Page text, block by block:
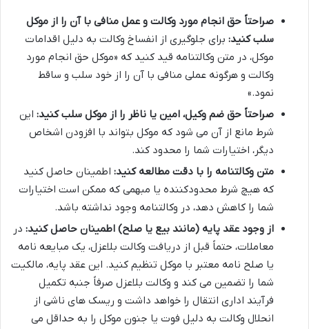
صراحتاً حق انجام مورد وکالت و عمل منافی با آن را از موکل
سلب کنید: برای جلوگیری از انفساخ وکالت به دلیل اقدامات
موکل، در متن وکالتنامه قید کنید که «موکل حق انجام مورد
وکالت و هرگونه عملی منافی با آن را از خود سلب و ساقط
نمود.»
صراحتاً حق ضم وکیل، امین یا ناظر را از موکل سلب کنید: این
شرط مانع از آن می شود که موکل بتواند با افزودن اشخاص
دیگر، اختیارات شما را محدود کند.
متن وکالتنامه را با دقت مطالعه کنید: اطمینان حاصل کنید
که هیچ شرط محدودکننده یا مبهمی که ممکن است اختیارات
شما را کاهش دهد، در وکالتنامه وجود نداشته باشد.
از وجود عقد پایه (مانند بیع یا صلح) اطمینان حاصل کنید: در
معاملات، حتماً قبل از دریافت وکالت بلاعزل، یک مبایعه نامه
یا صلح نامه معتبر با موکل تنظیم کنید. این عقد پایه، مالکیت
شما را تضمین می کند و وکالت بلاعزل صرفاً جنبه تکمیل
فرآیند اداری انتقال را خواهد داشت و ریسک های ناشی از
انحلال وکالت به دلیل فوت یا جنون موکل را به حداقل می